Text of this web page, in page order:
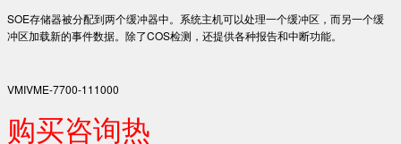
SOE存储器被分配到两个缓冲器中。系统主机可以处理一个缓冲区，而另一个缓
冲区加载新的事件数据。除了COS检测，还提供各种报告和中断功能。
VMIVME-7700-111000
购买咨询热